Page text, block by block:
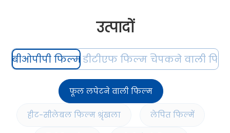
उत्पादों
बीओपीपी फिल्म डीटीएफ फिल्मस्व-चिपकने वाली
फूल लपेटने वाली फिल्म
हीट-सीलेबल फिल्म श्रृंखला लेपित फिल्में